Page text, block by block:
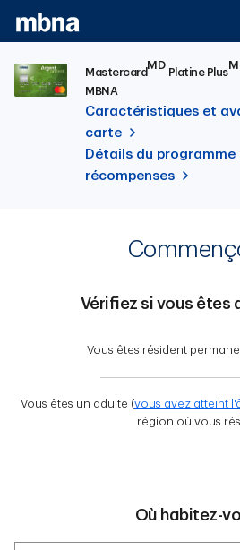
Passer au contenu principal
Mastercard
MD
Platine Plus
MBNA
Caractéristiques et
carte
Détails du programme
récompenses
Vérifiez si vous êtes
Vous êtes résident
Vous êtes un adulte (vous avez atteint
région où vous
Où habitez-